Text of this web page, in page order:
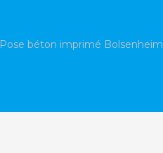
Pose béton imprimé Bolsenheim